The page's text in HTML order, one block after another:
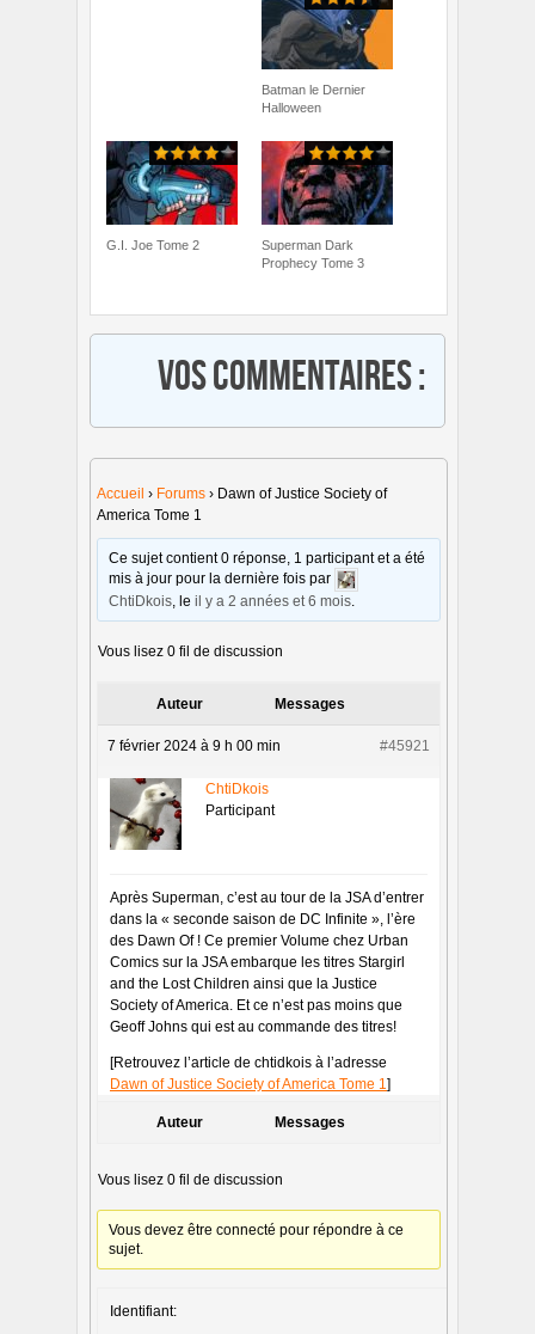
Batman le Dernier
Halloween
G.I. Joe Tome 2
Superman Dark
Prophecy Tome 3
Vos commentaires :
Accueil › Forums › Dawn of Justice Society of
America Tome 1
Ce sujet contient 0 réponse, 1 participant et a été
mis à jour pour la dernière fois par
ChtiDkois , leil y a 2 années et 6 mois
Vous lisez 0 fil de discussion
Auteur Messages
7 février 2024 à 9 h 00 min #45921
ChtiDkois
Participant
Après Superman, c’est au tour de la JSA d’entrer
dans la « seconde saison de DC Infinite », l’ère
des Dawn Of ! Ce premier Volume chez Urban
Comics sur la JSA embarque les titres Stargirl
and the Lost Children ainsi que la Justice
Society of America. Et ce n’est pas moins que
Geoff Johns qui est au commande des titres!
[Retrouvez l’article de chtidkois à l’adresse
Dawn of Justice Society of America Tome 1 ]
Auteur Messages
Vous lisez 0 fil de discussion
Vous devez être connecté pour répondre à ce
sujet.
Identifiant: